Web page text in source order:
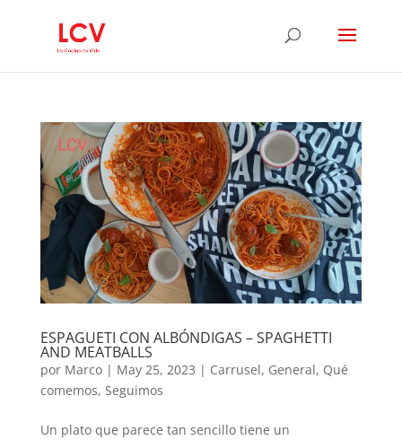
ESPAGUETI CON ALBÓNDIGAS – SPAGHETTI
AND MEATBALLS
por Marco| May 25, 2023 | Carrusel, General, Qué
comemos, Seguimos
Un plato que parece tan sencillo tiene un